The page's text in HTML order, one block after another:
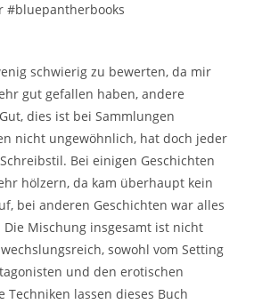
#bluepantherbooks
schwierig zu bewerten, da mir
gut gefallen haben, andere
dies ist bei Sammlungen
nicht ungewöhnlich, hat doch jeder
Bei einigen Geschichten
hölzern, da kam überhaupt kein
bei anderen Geschichten war alles
Mischung insgesamt ist nicht
sowohl vom Setting
und den erotischen
Techniken lassen dieses Buch